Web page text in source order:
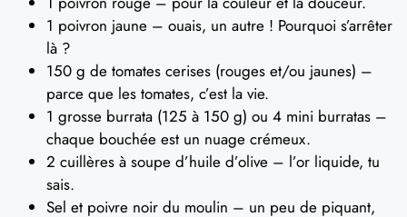
1 poivron jaune – ouais, un autre ! Pourquoi s’arrêter
là ?
150 g de tomates cerises (rouges et/ou jaunes) –
parce que les tomates, c’est la vie.
1 grosse burrata (125 à 150 g) ou 4 mini burratas –
chaque bouchée est un nuage crémeux.
2 cuillères à soupe d’huile d’olive – l’or liquide, tu
sais.
Sel et poivre noir du moulin – un peu de piquant,